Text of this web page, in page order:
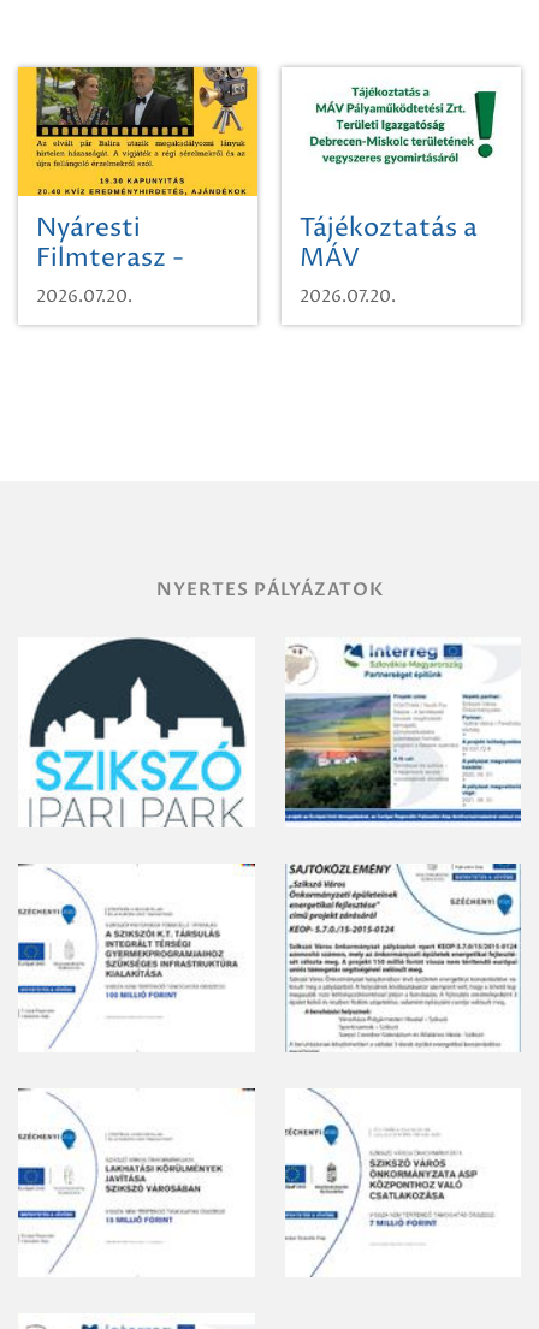
Nyáresti
Filmterasz -
Beugró a
Paradicsomba
2026.07.20.
Tájékoztatás a
MÁV
Pályaműködtetési
Zrt. Területi
2026.07.20.
NYERTES PÁLYÁZATOK